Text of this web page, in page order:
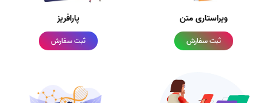
ویراستاری متن
ثبت سفارش
پارافریز
ثبت سفارش